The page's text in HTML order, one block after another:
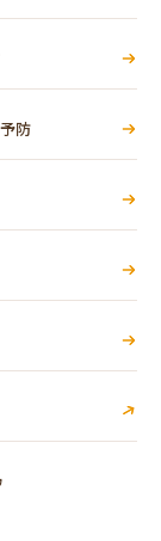
防